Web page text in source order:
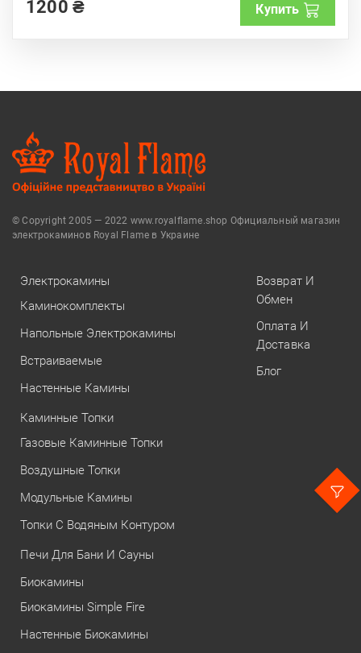
1200 ₴ Купить
© Copyright 2005 — 2022 www.royalflame.shop Официальный магазин
электрокаминов Royal Flame в Украине
Электрокамины
Каминокомплекты
Напольные Электрокамины
Встраиваемые
Настенные Камины
Каминные Топки
Газовые Каминные Топки
Воздушные Топки
Модульные Камины
Топки С Водяным Контуром
Печи Для Бани И Сауны
Биокамины
Биокамины Simple Fire
Настенные Биокамины
Возврат И
Обмен
Оплата И
Доставка
Блог